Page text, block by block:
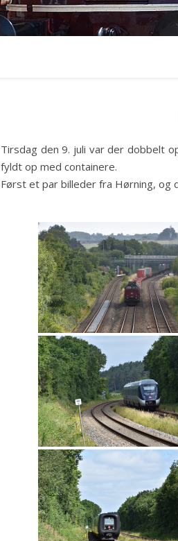
Tirsdag den 9. juli var der dobbelt
fyldt op med containere.
Først et par billeder fra Hørning, og